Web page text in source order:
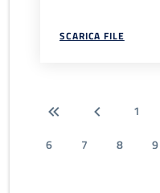
SCARICA FILE
1
6
7 8 9